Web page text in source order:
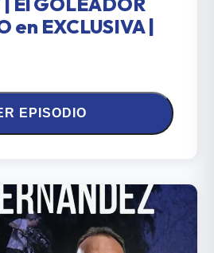
en EXCLUSIVA |
EPISODIO